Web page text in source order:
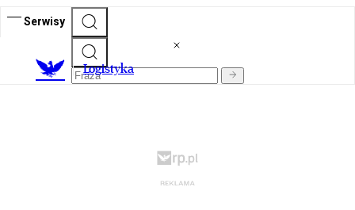
Serwisy
Logistyka